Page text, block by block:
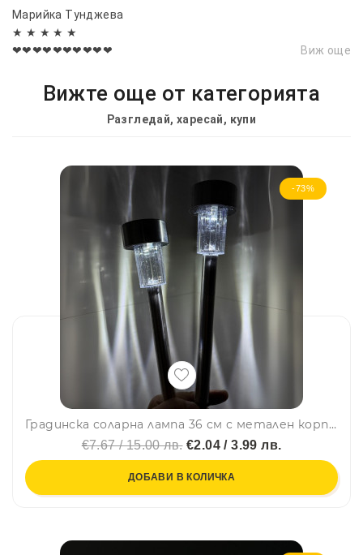
Марийка Тунджева
★ ★ ★ ★ ★
❤❤❤❤❤❤❤❤❤❤
Виж още
Вижте още от категорията
Разгледай, харесай, купи
-73%
Градинска соларна лампа 36 см с метален корпус и един LED диод за дворове, тераси, пътеки
€7.67 / 15.00 лв.€2.04 / 3.99 лв.
ДОБАВИ В КОЛИЧКА